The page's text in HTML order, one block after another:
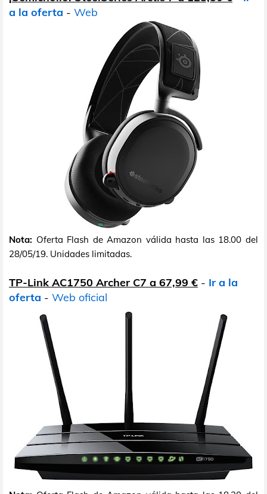
a la oferta - Web
Nota: Oferta Flash de Amazon válida hasta las 18.00 del
28/05/19. Unidades limitadas.
TP-Link AC1750 Archer C7 a 67,99 € - Ir a la
oferta - Web oficial